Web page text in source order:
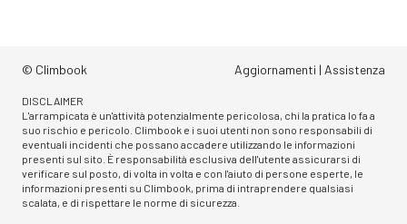
© Climbook Aggiornamenti | Assistenza
DISCLAIMER
L'arrampicata è un'attività potenzialmente pericolosa, chi la pratica lo fa a
suo rischio e pericolo. Climbook e i suoi utenti non sono responsabili di
eventuali incidenti che possano accadere utilizzando le informazioni
presenti sul sito. È responsabilità esclusiva dell'utente assicurarsi di
verificare sul posto, di volta in volta e con l'aiuto di persone esperte, le
informazioni presenti su Climbook, prima di intraprendere qualsiasi
scalata, e di rispettare le norme di sicurezza.